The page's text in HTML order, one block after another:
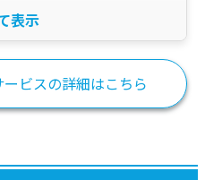
ールとスケジュール
ビスの詳細はこちら